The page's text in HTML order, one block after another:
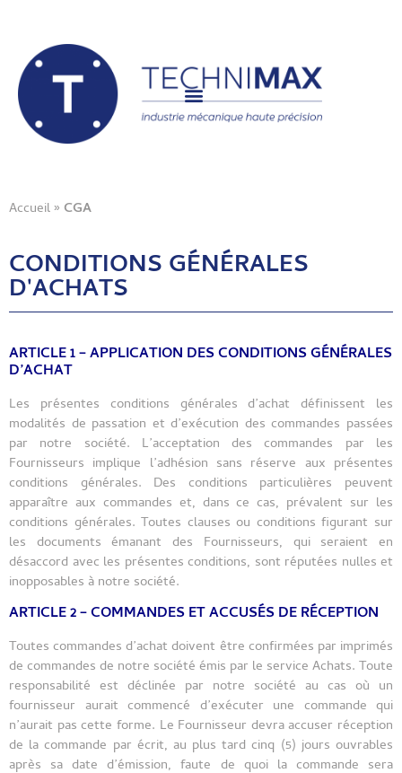
Accueil» CGA
CONDITIONS GÉNÉRALES
D'ACHATS
ARTICLE 1 – APPLICATION DES CONDITIONS GÉNÉRALES
D’ACHAT
Les présentes conditions générales d’achat définissent les
modalités de passation et d’exécution des commandes passées
par notre société. L’acceptation des commandes par les
Fournisseurs implique l’adhésion sans réserve aux présentes
conditions générales. Des conditions particulières peuvent
apparaître aux commandes et, dans ce cas, prévalent sur les
conditions générales. Toutes clauses ou conditions figurant sur
les documents émanant des Fournisseurs, qui seraient en
désaccord avec les présentes conditions, sont réputées nulles et
inopposables à notre société.
ARTICLE 2 – COMMANDES ET ACCUSÉS DE RÉCEPTION
Toutes commandes d’achat doivent être confirmées par imprimés
de commandes de notre société émis par le service Achats. Toute
responsabilité est déclinée par notre société au cas où un
fournisseur aurait commencé d’exécuter une commande qui
n’aurait pas cette forme. Le Fournisseur devra accuser réception
de la commande par écrit, au plus tard cinq (5) jours ouvrables
après sa date d’émission, faute de quoi la commande sera